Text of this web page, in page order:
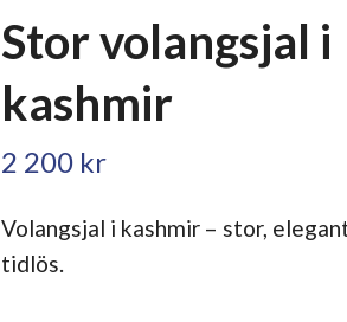
Stor volangsjal i
kashmir
2 200 kr
Volangsjal i kashmir – stor,
tidlös.